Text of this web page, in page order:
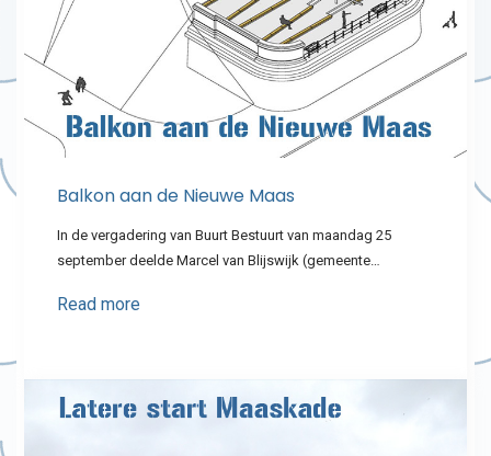
Balkon aan de Nieuwe Maas
In de vergadering van Buurt Bestuurt van maandag 25
september deelde Marcel van Blijswijk (gemeente…
Read more